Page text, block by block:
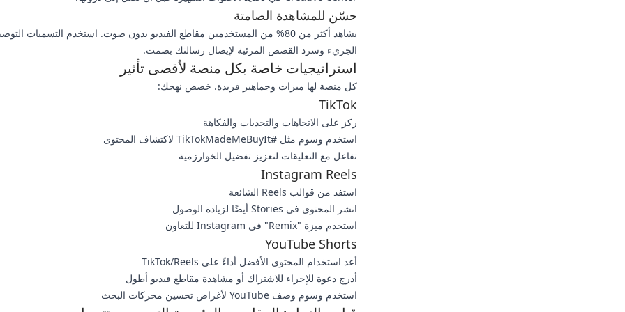
حسّن للمشاهدة الصامتة
يشاهد أكثر من 80% من المستخدمين مقاطع الفيديو بدون صوت. استخدم التسميات
الجريء وسرد القصص المرئية لإيصال رسالتك بصمت.
استراتيجيات خاصة بكل منصة لأقصى تأثير
كل منصة لها ميزات وجماهير فريدة. خصص نهجك:
TikTok
ركز على الاتجاهات والتحديات والفكاهة
استخدم وسوم مثل #TikTokMadeMeBuyIt لاكتشاف المحتوى
تفاعل مع التعليقات لتعزيز تفضيل الخوارزمية
Instagram Reels
استفد من قوالب Reels الشائعة
انشر المحتوى في Stories أيضًا لزيادة الوصول
استخدم ميزة "Remix" في Instagram للتعاون
YouTube Shorts
أعد استخدام المحتوى الأفضل أداءً على TikTok/Reels
أدرج دعوة للإجراء للاشتراك أو مشاهدة مقاطع فيديو أطول
استخدم وسوم وصف YouTube لأغراض تحسين محركات البحث